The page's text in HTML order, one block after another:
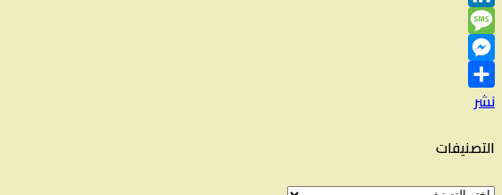
LinkedIn
Message
Messenger
نشر
التصنيفات